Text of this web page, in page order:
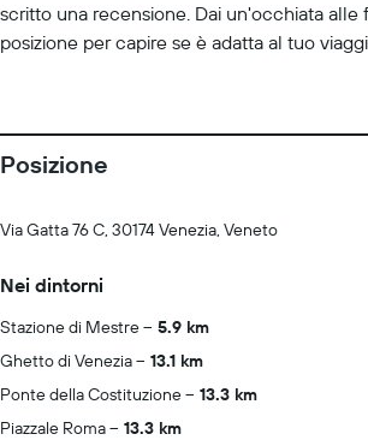
scritto una recensione. Dai un'occhiata alle
posizione per capire se è adatta al tuo
Posizione
Via Gatta 76 C, 30174 Venezia, Veneto
Nei dintorni
Stazione di Mestre
5.9 km
Ghetto di Venezia
13.1 km
Ponte della Costituzione
13.3 km
Piazzale Roma
13.3 km